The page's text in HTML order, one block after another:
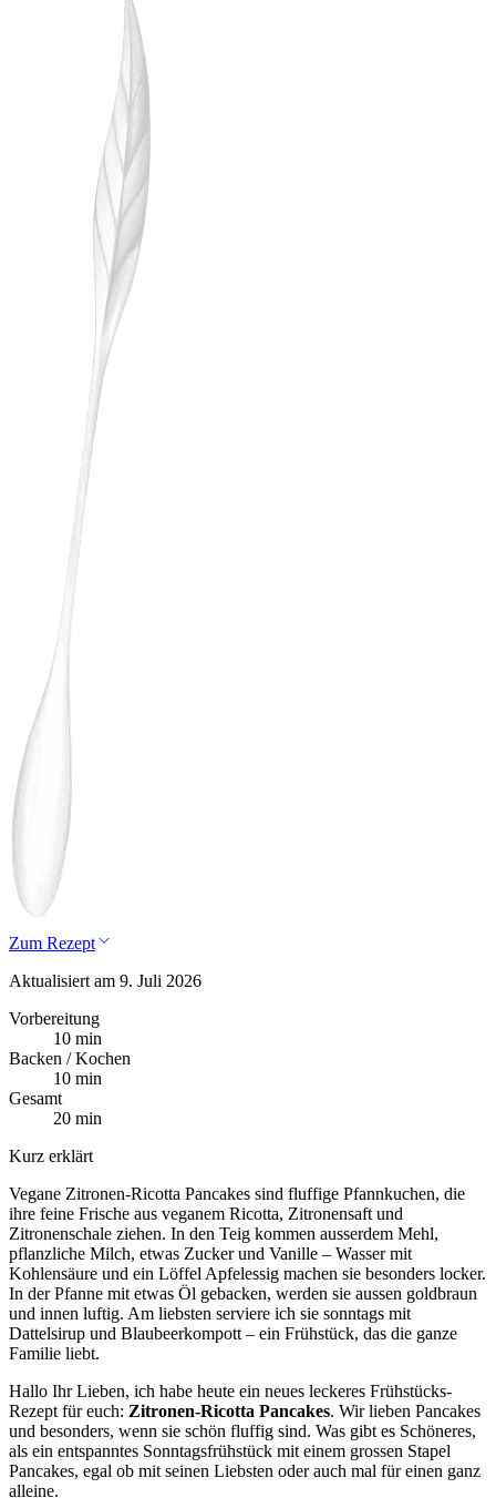
Zum Rezept
Aktualisiert am 9. Juli 2026
Vorbereitung
10 min
Backen / Kochen
10 min
Gesamt
20 min
Kurz erklärt
Vegane Zitronen-Ricotta Pancakes sind fluffige Pfannkuchen, die
ihre feine Frische aus veganem Ricotta, Zitronensaft und
Zitronenschale ziehen. In den Teig kommen ausserdem Mehl,
pflanzliche Milch, etwas Zucker und Vanille – Wasser mit
Kohlensäure und ein Löffel Apfelessig machen sie besonders locker.
In der Pfanne mit etwas Öl gebacken, werden sie aussen goldbraun
und innen luftig. Am liebsten serviere ich sie sonntags mit
Dattelsirup und Blaubeerkompott – ein Frühstück, das die ganze
Familie liebt.
Hallo Ihr Lieben, ich habe heute ein neues leckeres Frühstücks-
Rezept für euch: Zitronen-Ricotta Pancakes. Wir lieben Pancakes
und besonders, wenn sie schön fluffig sind. Was gibt es Schöneres,
als ein entspanntes Sonntagsfrühstück mit einem grossen Stapel
Pancakes, egal ob mit seinen Liebsten oder auch mal für einen ganz
alleine.